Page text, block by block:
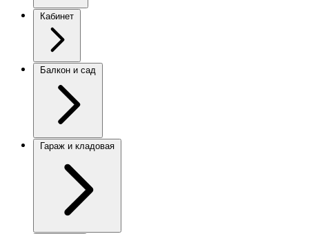
Кабинет
Балкон и сад
Гараж и кладовая